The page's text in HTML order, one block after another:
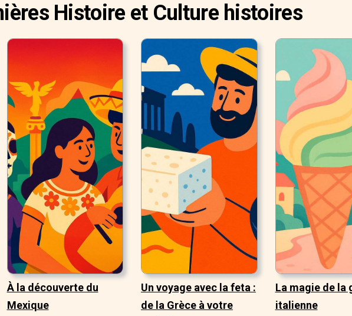
Histoire et Culture histoires
À la découverte du
Mexique
Un voyage avec la feta :
de la Grèce à votre
La magie de la
italienne